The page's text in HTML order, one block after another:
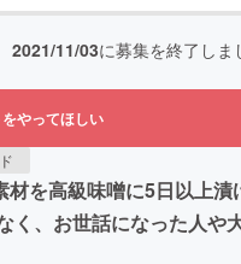
2021/11/03に募集を終了しま
やってほしい
を高級味噌に5日以上
、お世話になった人や